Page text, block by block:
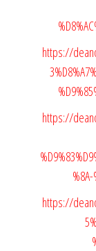
https://
https://
https://